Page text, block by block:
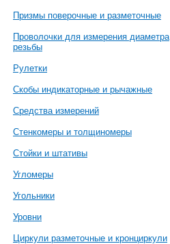
Призмы поверочные и разметочные
Проволочки для измерения диаметра
резьбы
Рулетки
Скобы индикаторные и рычажные
Средства измерений
Стенкомеры и толщиномеры
Стойки и штативы
Угломеры
Угольники
Уровни
Циркули разметочные и кронциркули